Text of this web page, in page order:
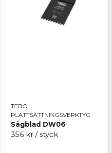
TEBO
PLATTSÄTTNINGSVERKTYG
Sågblad DW06
356 kr / styck